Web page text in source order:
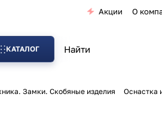
Акции О
КАТАЛОГ
Замки. Скобяные изделия Оснастка